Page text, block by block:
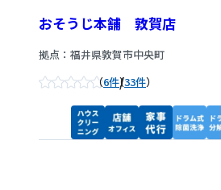
おそうじ本舗 敦賀店
拠点：福井県敦賀市中央町
6件/33件